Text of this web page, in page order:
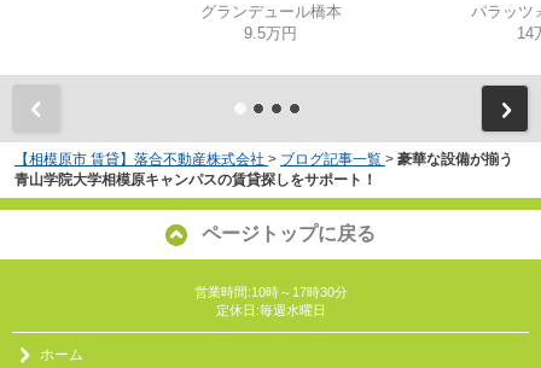
グランデュール橋本
9.5万円
パラッ
14
【相模原市 賃貸】落合不動産株式会社 > ブログ記事一覧 > 豪華な設備が揃う
青山学院大学相模原キャンパスの賃貸探しをサポート！
ページトップに戻る
営業時間:10時～17時30分
定休日:毎週水曜日
ホーム